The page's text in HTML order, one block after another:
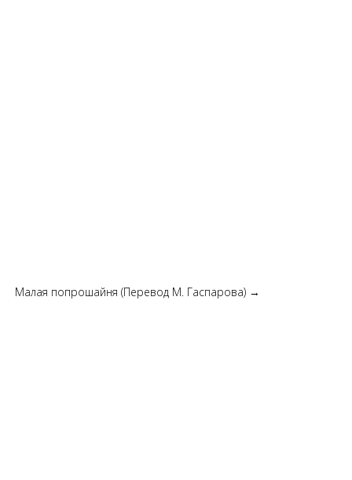
Малая попрошайня (Перевод М. Гаспарова) →